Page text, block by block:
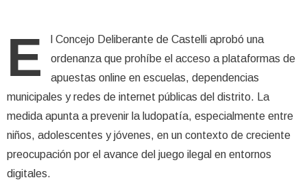
E
l Concejo Deliberante de Castelli aprobó una
ordenanza que prohíbe el acceso a plataformas de
apuestas online en escuelas, dependencias
municipales y redes de internet públicas del distrito. La
medida apunta a prevenir la ludopatía, especialmente entre
niños, adolescentes y jóvenes, en un contexto de creciente
preocupación por el avance del juego ilegal en entornos
digitales.